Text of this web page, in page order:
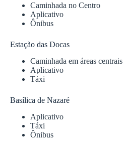
Caminhada no Centro
Aplicativo
Ônibus
Estação das Docas
Caminhada em áreas centrais
Aplicativo
Táxi
Basílica de Nazaré
Aplicativo
Táxi
Ônibus